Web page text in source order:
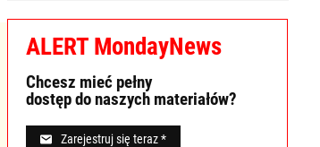
ALERT MondayNews
Chcesz mieć pełny
dostęp do naszych materiałów?
Zarejestruj się teraz *